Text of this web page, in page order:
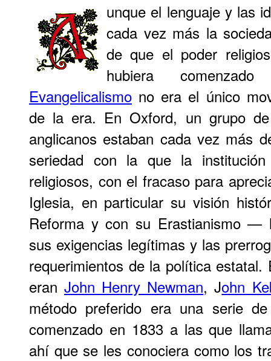
unque el lenguaje y las
cada vez más la
de que el poder
hubiera
Evangelicalismo no era el único
de la era. En Oxford, un grupo
anglicanos estaban cada vez más
seriedad con la que la institución
religiosos, con el fracaso para
Iglesia, en particular su visión
Reforma y con su Erastianismo —
sus exigencias legítimas y las
requerimientos de la política
eranJohn Henry Newman, John
método preferido era una serie
comenzado en 1833 a las que
ahí que se les conociera como los